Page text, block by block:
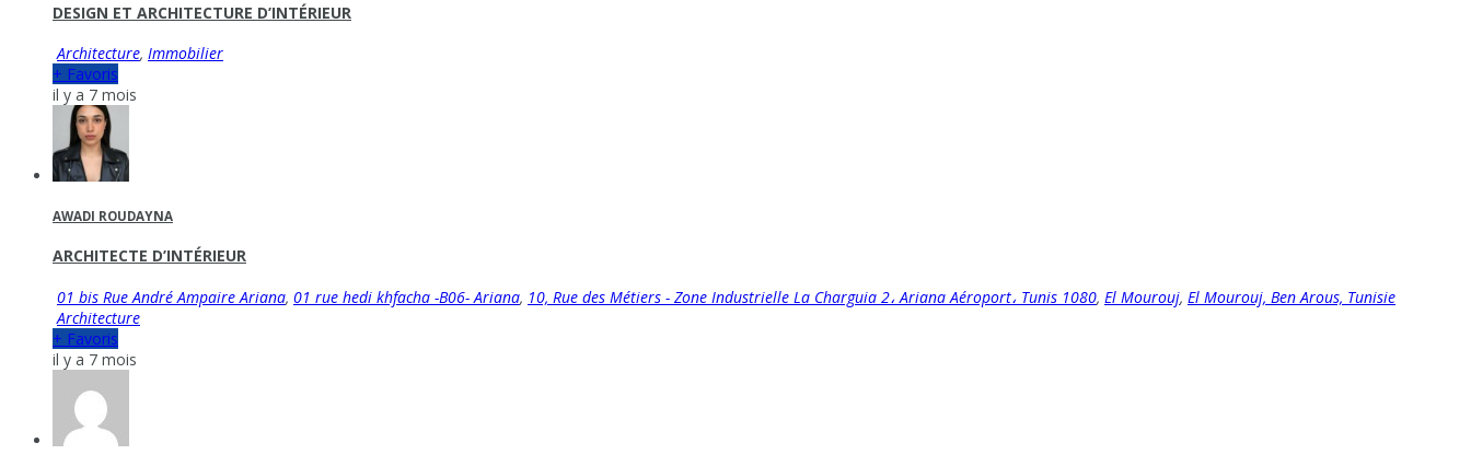
DESIGN ET ARCHITECTURE D’INTÉRIEUR
Architecture, Immobilier
+ Favoris
il y a 7 mois
AWADI ROUDAYNA
ARCHITECTE D’INTÉRIEUR
01 bis Rue André Ampaire Ariana, 01 rue hedi khfacha -B06- Ariana, 10, Rue des Métiers - Zone Industrielle La Charguia 2، Ariana Aéroport، Tunis 1080, El Mourouj, El Mourouj, Ben Arous, Tunisie
Architecture
+ Favoris
il y a 7 mois